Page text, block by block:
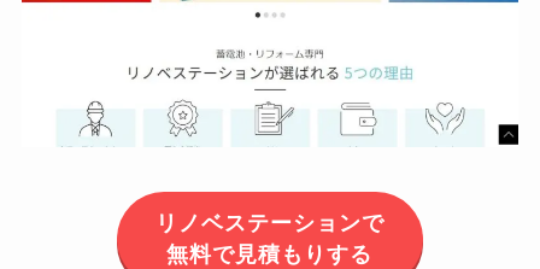
リノベステーションで
無料で見積もりする